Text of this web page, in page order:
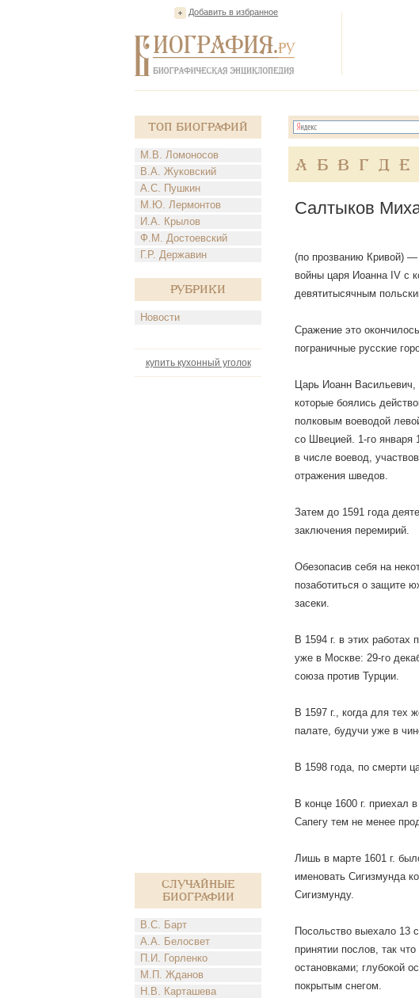
Добавить в избранное
Топ Биографий
М.В. Ломоносов
В.А. Жуковский
А.С. Пушкин
М.Ю. Лермонтов
И.А. Крылов
Ф.М. Достоевский
Г.Р. Державин
Рубрики
Новости
купить кухонный уголок
Случайные
биографии
В.С. Барт
А.А. Белосвет
П.И. Горленко
М.П. Жданов
Н.В. Карташева
А Б В Г Д Е
Салтыков
(по прозванию Кривой) —
войны царя Иоанна ІV с
девятитысячным
Сражение это
пограничные русские
Царь Иоанн Васильевич,
которые боялись
полковым воеводой
со Швецией. 1-го января
в числе воевод,
отражения шведов.
Затем до 1591 года
заключения перемирий.
Обезопасив себя на
позаботиться о защите
засеки.
В 1594 г. в этих
уже в Москве: 29-го
союза против Турции.
В 1597 г., когда для тех
палате, будучи уже в
В 1598 года, по смерти
В конце 1600 г. приехал
Сапегу тем не менее
Лишь в марте 1601 г.
именовать Сигизмунда
Сигизмунду.
Посольство выехало 13
принятии послов, так
остановками; глубокой
покрытым снегом.